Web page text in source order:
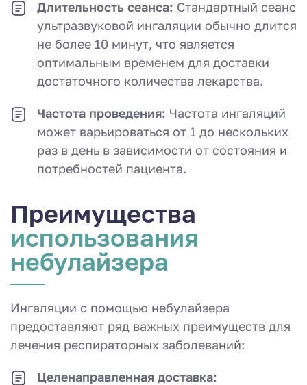
Длительность сеанса: Стандартный сеанс
ультразвуковой ингаляции обычно длится
не более 10 минут, что является
оптимальным временем для доставки
достаточного количества лекарства.
Частота проведения: Частота ингаляций
может варьироваться от 1 до нескольких
раз в день в зависимости от состояния и
потребностей пациента.
Преимущества
использования
небулайзера
Ингаляции с помощью небулайзера
предоставляют ряд важных преимуществ для
лечения респираторных заболеваний:
Целенаправленная доставка: